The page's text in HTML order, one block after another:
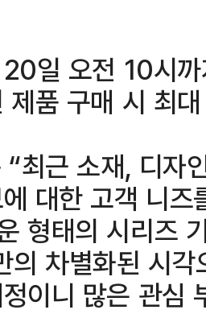
일 오전 10시
제품 구매 시 최
최근 소재, 디자
대한 고객 니
형태의 시리즈
의 차별화된 시
이니 많은 관심